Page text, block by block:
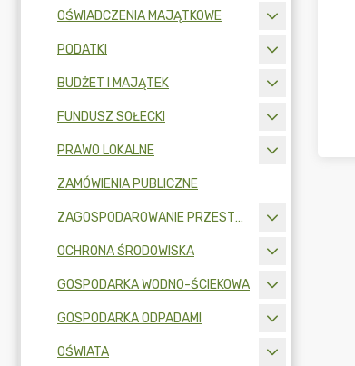
OŚWIADCZENIA MAJĄTKOWE
PODATKI
BUDŻET I MAJĄTEK
FUNDUSZ SOŁECKI
PRAWO LOKALNE
ZAMÓWIENIA PUBLICZNE
ZAGOSPODAROWANIE PRZESTRZENNE
OCHRONA ŚRODOWISKA
GOSPODARKA WODNO-ŚCIEKOWA
GOSPODARKA ODPADAMI
OŚWIATA